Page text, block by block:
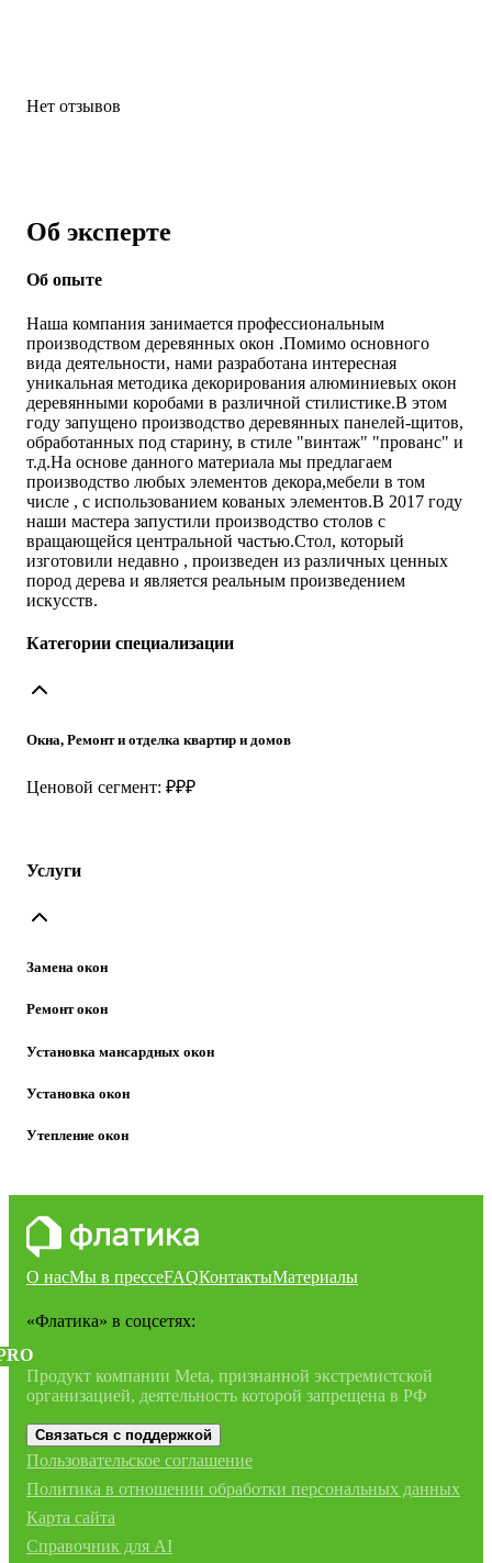
Нет отзывов
Об эксперте
Об опыте
Наша компания занимается профессиональным
производством деревянных окон .Помимо основного
вида деятельности, нами разработана интересная
уникальная методика декорирования алюминиевых окон
деревянными коробами в различной стилистике.В этом
году запущено производство деревянных панелей-щитов,
обработанных под старину, в стиле "винтаж" "прованс" и
т.д.На основе данного материала мы предлагаем
производство любых элементов декора,мебели в том
числе , с использованием кованых элементов.В 2017 году
наши мастера запустили производство столов с
вращающейся центральной частью.Стол, который
изготовили недавно , произведен из различных ценных
пород дерева и является реальным произведением
искусств.
Категории специализации
Окна, Ремонт и отделка квартир и домов
Ценовой сегмент: ₽₽₽
Услуги
Замена окон
Ремонт окон
Установка мансардных окон
Установка окон
Утепление окон
О насМы в прессеFAQКонтактыМатериалы
«Флатика» в соцсетях:
Продукт компании Meta, признанной экстремистской
организацией, деятельность которой запрещена в РФ
Связаться с поддержкой
Пользовательское соглашение
Политика в отношении обработки персональных данных
Карта сайта
Справочник для AI